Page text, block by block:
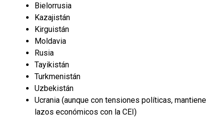
Bielorrusia
Kazajistán
Kirguistán
Moldavia
Rusia
Tayikistán
Turkmenistán
Uzbekistán
Ucrania (aunque con tensiones políticas, mantiene
lazos económicos con la CEI)